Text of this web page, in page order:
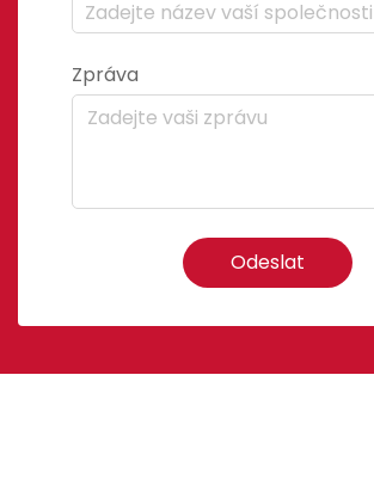
Zpráva
Odeslat